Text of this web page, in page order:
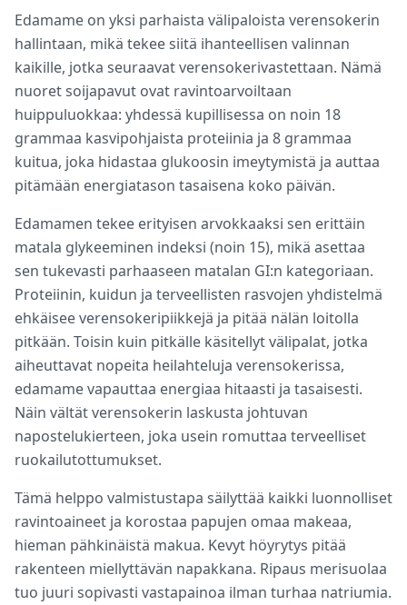
Edamame on yksi parhaista välipaloista verensokerin
hallintaan, mikä tekee siitä ihanteellisen valinnan
kaikille, jotka seuraavat verensokerivastettaan. Nämä
nuoret soijapavut ovat ravintoarvoiltaan
huippuluokkaa: yhdessä kupillisessa on noin 18
grammaa kasvipohjaista proteiinia ja 8 grammaa
kuitua, joka hidastaa glukoosin imeytymistä ja auttaa
pitämään energiatason tasaisena koko päivän.
Edamamen tekee erityisen arvokkaaksi sen erittäin
matala glykeeminen indeksi (noin 15), mikä asettaa
sen tukevasti parhaaseen matalan GI:n kategoriaan.
Proteiinin, kuidun ja terveellisten rasvojen yhdistelmä
ehkäisee verensokeripiikkejä ja pitää nälän loitolla
pitkään. Toisin kuin pitkälle käsitellyt välipalat, jotka
aiheuttavat nopeita heilahteluja verensokerissa,
edamame vapauttaa energiaa hitaasti ja tasaisesti.
Näin vältät verensokerin laskusta johtuvan
napostelukierteen, joka usein romuttaa terveelliset
ruokailutottumukset.
Tämä helppo valmistustapa säilyttää kaikki luonnolliset
ravintoaineet ja korostaa papujen omaa makeaa,
hieman pähkinäistä makua. Kevyt höyrytys pitää
rakenteen miellyttävän napakkana. Ripaus merisuolaa
tuo juuri sopivasti vastapainoa ilman turhaa natriumia.